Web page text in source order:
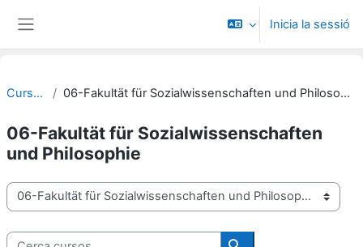
Inicia la sessió
Cursos 06-Fakultät für Sozialwissenschaften und Philosophie
06-Fakultät für Sozialwissenschaften
und Philosophie
Categories de cursos
Cerca cursos